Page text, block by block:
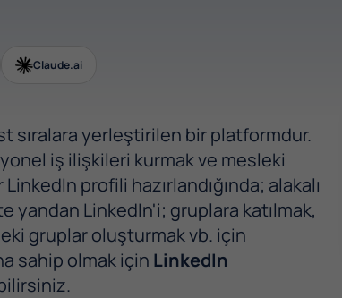
Claude.ai
sıralara yerleştirilen bir platformdur.
iş ilişkileri kurmak ve mesleki
profili hazırlandığında; alakalı
yandan LinkedIn'i; gruplara katılmak,
gruplar oluşturmak vb. için
sahip olmak için LinkedIn